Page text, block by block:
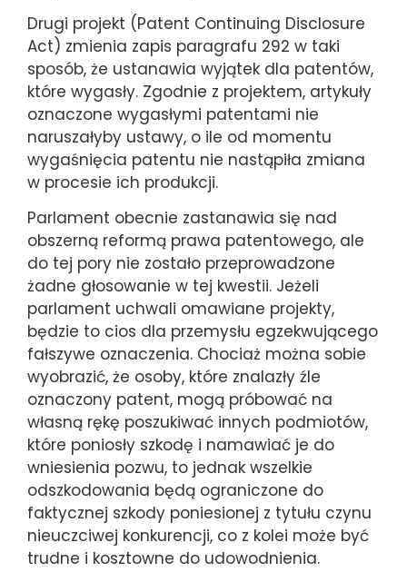
Drugi projekt (Patent Continuing Disclosure
Act) zmienia zapis paragrafu 292 w taki
sposób, że ustanawia wyjątek dla patentów,
które wygasły. Zgodnie z projektem, artykuły
oznaczone wygasłymi patentami nie
naruszałyby ustawy, o ile od momentu
wygaśnięcia patentu nie nastąpiła zmiana
w procesie ich produkcji.
Parlament obecnie zastanawia się nad
obszerną reformą prawa patentowego, ale
do tej pory nie zostało przeprowadzone
żadne głosowanie w tej kwestii. Jeżeli
parlament uchwali omawiane projekty,
będzie to cios dla przemysłu egzekwującego
fałszywe oznaczenia. Chociaż można sobie
wyobrazić, że osoby, które znalazły źle
oznaczony patent, mogą próbować na
własną rękę poszukiwać innych podmiotów,
które poniosły szkodę i namawiać je do
wniesienia pozwu, to jednak wszelkie
odszkodowania będą ograniczone do
faktycznej szkody poniesionej z tytułu czynu
nieuczciwej konkurencji, co z kolei może być
trudne i kosztowne do udowodnienia.